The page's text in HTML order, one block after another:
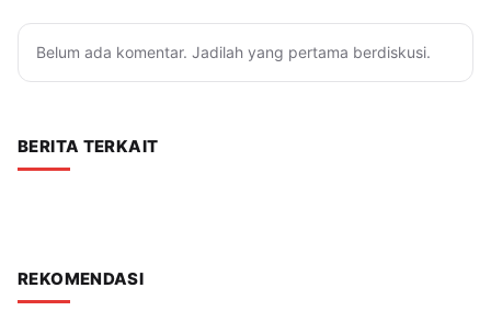
Belum ada komentar. Jadilah yang pertama berdiskusi.
BERITA TERKAIT
REKOMENDASI